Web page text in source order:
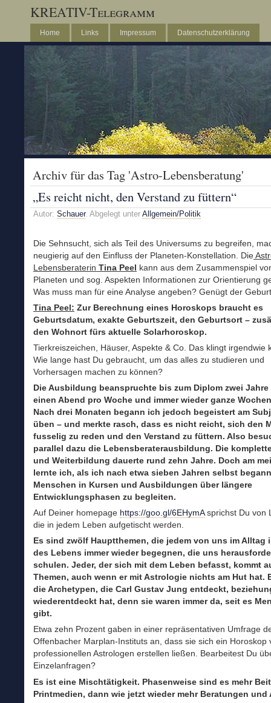
KREATIV-Telegramm
Home Links Impressum Datenschutzerklärung
Archiv für das Tag 'Astro-Lebensberatung'
„Es reicht nicht, den Verstand zu füttern“
Autor: Schauer. Abgelegt unter Allgemein/Politik
Die Sehnsucht, sich als Teil des Universums zu begreifen,
neugierig auf den Einfluss der Planeten-Konstellation. Die
Lebensberaterin Tina Peel kann aus dem Zusammenspiel
Planeten und sog. Aspekten Informationen zur Orientierung
Was muss man für eine Analyse angeben? Genügt der
Tina Peel: Zur Berechnung eines Horoskops braucht es
Geburtsdatum, exakte Geburtszeit, den Geburtsort –
den Wohnort fürs aktuelle Solarhoroskop.
Tierkreiszeichen, Häuser, Aspekte & Co. Das klingt irgendwie
Wie lange hast Du gebraucht, um das alles zu studieren und
Vorhersagen machen zu können?
Die Ausbildung beanspruchte bis zum Diplom zwei Jahre
einen Abend pro Woche und immer wieder ganze
Nach drei Monaten begann ich jedoch begeistert am
üben – und merkte rasch, dass es nicht reicht, sich den
fusselig zu reden und den Verstand zu füttern. Also
parallel dazu die Lebensberaterausbildung. Die
und Weiterbildung dauerte rund zehn Jahre. Doch am
lernte ich, als ich nach etwa sieben Jahren selbst
Menschen in Kursen und Ausbildungen über längere
Entwicklungsphasen zu begleiten.
Auf Deiner homepage https://goo.gl/6EHymAsprichst Du von
die in jedem Leben aufgetischt werden.
Es sind zwölf Hauptthemen, die jedem von uns im Alltag
des Lebens immer wieder begegnen, die uns
schulen. Jeder, der sich mit dem Leben befasst, kommt
Themen, auch wenn er mit Astrologie nichts am Hut hat.
die Archetypen, die Carl Gustav Jung entdeckt,
wiederentdeckt hat, denn sie waren immer da, seit es
gibt.
Etwa zehn Prozent gaben in einer repräsentativen Umfrage
Offenbacher Marplan-Instituts an, dass sie sich ein Horoskop
professionellen Astrologen erstellen ließen. Bearbeitest Du
Einzelanfragen?
Es ist eine Mischtätigkeit. Phasenweise sind es mehr
Printmedien, dann wie jetzt wieder mehr Beratungen und